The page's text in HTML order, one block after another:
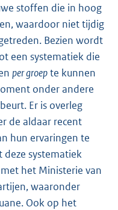
stoffen die in hoog
waardoor niet tijdig
Bezien wordt
een systematiek die
per groepte kunnen
onder andere
Er is overleg
de aldaar recent
hun ervaringen te
systematiek
het Ministerie van
waaronder
Ook op het